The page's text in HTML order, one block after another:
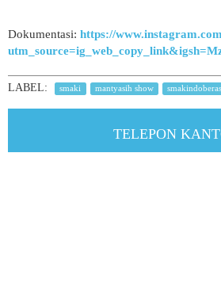
Dokumentasi: https://
LABEL: smaki mantyasih show
TELEPON